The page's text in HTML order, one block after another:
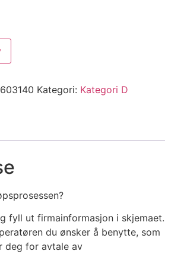
Kategori: Kategori D
fyll ut firmainformasjon i skjemaet.
du ønsker å benytte, som
deg for avtale av